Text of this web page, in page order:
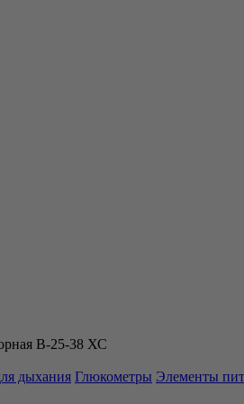
В-25-38 ХС
дыхания Глюкометры Элементы